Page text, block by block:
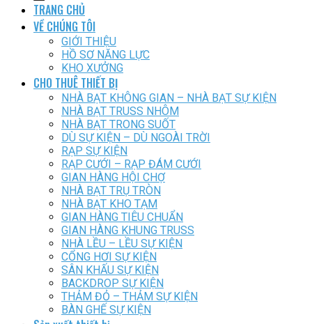
TRANG CHỦ
VỀ CHÚNG TÔI
GIỚI THIỆU
HỒ SƠ NĂNG LỰC
KHO XƯỞNG
CHO THUÊ THIẾT BỊ
NHÀ BẠT KHÔNG GIAN – NHÀ BẠT SỰ KIỆN
NHÀ BẠT TRUSS NHÔM
NHÀ BẠT TRONG SUỐT
DÙ SỰ KIỆN – DÙ NGOÀI TRỜI
RẠP SỰ KIỆN
RẠP CƯỚI – RẠP ĐÁM CƯỚI
GIAN HÀNG HỘI CHỢ
NHÀ BẠT TRỤ TRÒN
NHÀ BẠT KHO TẠM
GIAN HÀNG TIÊU CHUẨN
GIAN HÀNG KHUNG TRUSS
NHÀ LỀU – LỀU SỰ KIỆN
CỔNG HƠI SỰ KIỆN
SÂN KHẤU SỰ KIỆN
BACKDROP SỰ KIỆN
THẢM ĐỎ – THẢM SỰ KIỆN
BÀN GHẾ SỰ KIỆN